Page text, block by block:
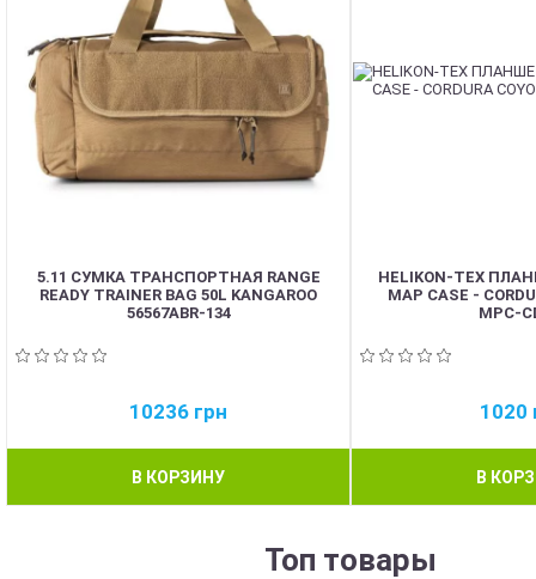
5.11 СУМКА ТРАНСПОРТНАЯ RANGE
READY TRAINER BAG 50L KANGAROO
56567ABR-134
10236 грн
В КОРЗИНУ
HELIKON-TEX
MAP CASE -
MPC-
1020
В
Топ товары